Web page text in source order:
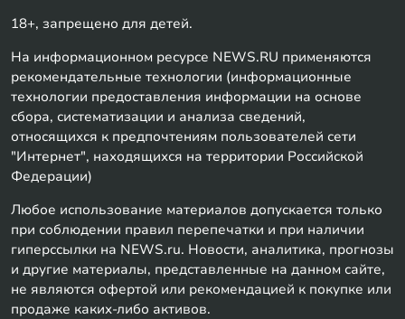
18+, запрещено для детей.
На информационном ресурсе NEWS.RU применяются
рекомендательные технологии (информационные
технологии предоставления информации на основе
сбора, систематизации и анализа сведений,
относящихся к предпочтениям пользователей сети
"Интернет", находящихся на территории Российской
Федерации)
Любое использование материалов допускается только
при соблюдении правил перепечатки и при наличии
гиперссылки на NEWS.ru. Новости, аналитика, прогнозы
и другие материалы, представленные на данном сайте,
не являются офертой или рекомендацией к покупке или
продаже каких-либо активов.